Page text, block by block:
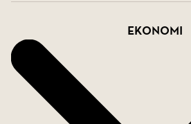
Ekonomi